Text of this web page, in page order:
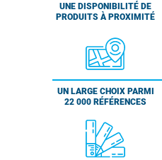
UNE DISPONIBILITÉ DE
PRODUITS À PROXIMITÉ
UN LARGE CHOIX PARMI
22 000 RÉFÉRENCES